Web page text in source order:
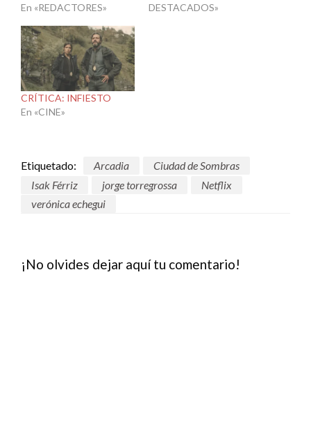
En «REDACTORES»
DESTACADOS»
CRÍTICA: INFIESTO
En «CINE»
Etiquetado: Arcadia
Ciudad de Sombras
Isak Férriz
jorge torregrossa
Netflix
verónica echegui
¡No olvides dejar aquí tu comentario!